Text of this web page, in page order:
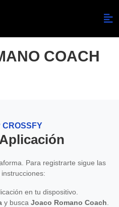
COACH
CROSSFY
Para registrarte sigue las
en tu dispositivo.
y busca Joaco Romano Coach